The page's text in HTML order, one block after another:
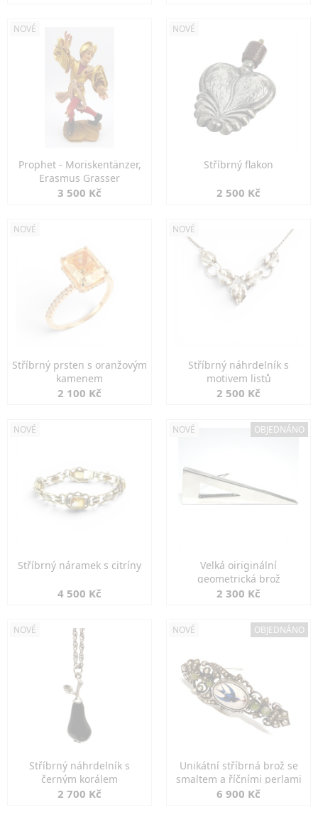
NOVÉ
Prophet - Moriskentänzer,
Erasmus Grasser
3 500 Kč
NOVÉ
Stříbrný flakon
2 500 Kč
NOVÉ
Stříbrný prsten s oranžovým
kamenem
2 100 Kč
NOVÉ
Stříbrný náhrdelník s
motivem listů
2 500 Kč
NOVÉ
Stříbrný náramek s citríny
4 500 Kč
NOVÉ OBJEDNÁNO
Velká oiriginální
geometrická brož
2 300 Kč
NOVÉ
Stříbrný náhrdelník s
černým korálem
2 700 Kč
NOVÉ OBJEDNÁNO
Unikátní stříbrná brož se
smaltem a říčními perlami
6 900 Kč